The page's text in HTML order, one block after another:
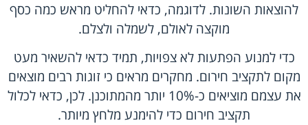
להוצאות השונות. לדוגמה, כדאי להחליט מראש כמה כסף
מוקצה לאולם, לשמלה ולצלם.
כדי למנוע הפתעות לא צפויות, תמיד כדאי להשאיר מעט
מקום לתקציב חירום. מחקרים מראים כי זוגות רבים מוצאים
את עצמם מוציאים כ-10% יותר מהמתוכנן. לכן, כדאי לכלול
תקציב חירום כדי להימנע מלחץ מיותר.